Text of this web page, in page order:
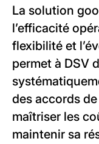
La solution
l’efficacité
flexibilité et
permet à DSV
des accords
maîtriser les
maintenir sa